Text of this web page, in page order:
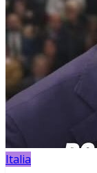
Italia